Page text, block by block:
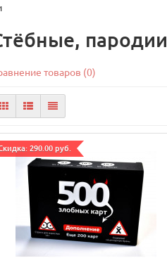
пародии
товаров (0)
290.00 руб.